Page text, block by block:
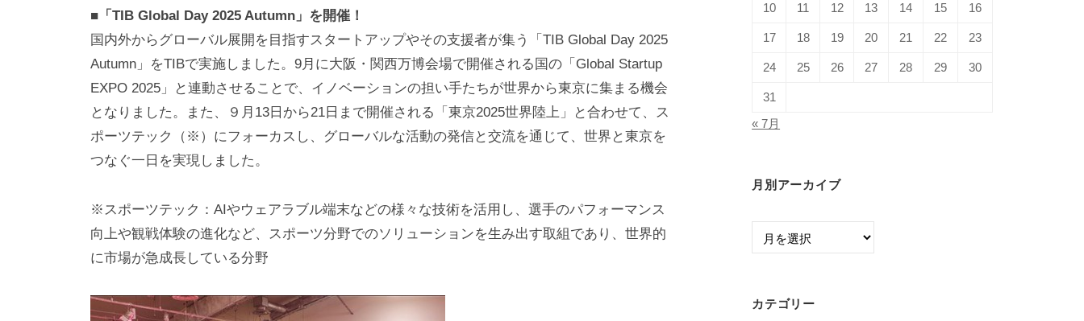
■「TIB Global Day 2025 Autumn」を開催！
国内外からグローバル展開を目指すスタートアップやその支援者が集う「TIB Global Day 2025
Autumn」をTIBで実施しました。9月に大阪・関西万博会場で開催される国の「Global Startup
EXPO 2025」と連動させることで、イノベーションの担い手たちが世界から東京に集まる機会
となりました。また、９月13日から21日まで開催される「東京2025世界陸上」と合わせて、ス
ポーツテック（※）にフォーカスし、グローバルな活動の発信と交流を通じて、世界と東京を
つなぐ一日を実現しました。
※スポーツテック：AIやウェアラブル端末などの様々な技術を活用し、選手のパフォーマンス
向上や観戦体験の進化など、スポーツ分野でのソリューションを生み出す取組であり、世界的
に市場が急成長している分野
10 11 12 13 14 15 16
17 18 19 20 21 22 23
24 25 26 27 28 29 30
31
« 7月
月別アーカイブ
月
カ
カテゴリー